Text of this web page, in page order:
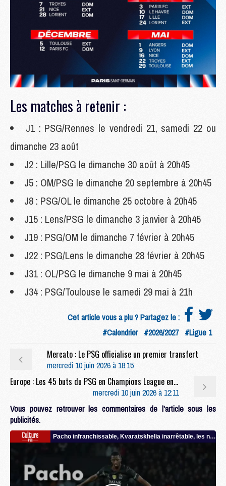
Les matches à retenir :
J1 : PSG/Rennes le vendredi 21, samedi 22 ou
dimanche 23 août
J2 : Lille/PSG le dimanche 30 août à 20h45
J5 : OM/PSG le dimanche 20 septembre à 20h45
J8 : PSG/OL le dimanche 25 octobre à 20h45
J15 : Lens/PSG le dimanche 3 janvier à 20h45
J19 : PSG/OM le dimanche 7 février à 20h45
J22 : PSG/Lens le dimanche 28 février à 20h45
J31 : OL/PSG le dimanche 9 mai à 20h45
J34 : PSG/Toulouse le samedi 29 mai à 21h
Cet article vous a plu ? Partagez le :
#Calendrier #2026/2027 #Ligue 1
Mercato : Le PSG officialise un premier transfert
mercredi 10 juin 2026 à 18:15
Europe : Les 45 buts du PSG en Champions League en video
mercredi 10 juin 2026 à 12:11
Vous pouvez retrouver les commentaires de l'article sous les
publicités.